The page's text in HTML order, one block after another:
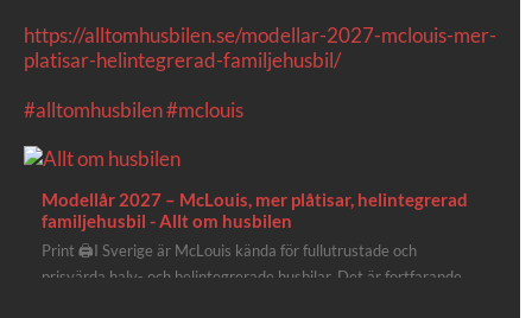
https://alltomhusbilen.se/modellar-2027-mclouis-mer-
platisar-helintegrerad-familjehusbil/
#alltomhusbilen#mclouis
Modellår 2027 – McLouis, mer plåtisar, helintegrerad
familjehusbil - Allt om husbilen
Print 🖨I Sverige är McLouis kända för fullutrustade och
prisvärda halv- och helintegrerade husbilar. Det är fortfarande